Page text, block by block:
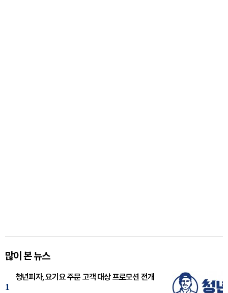
많이 본 뉴스
1
청년피자, 요기요 주문 고객 대상 프로모션 전개